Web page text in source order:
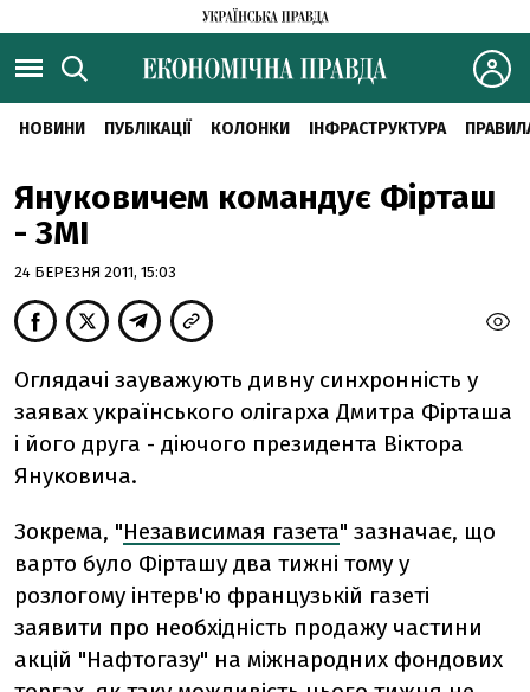
НОВИНИ ПУБЛІКАЦІЇ КОЛОНКИ ІНФРАСТРУКТУРА
Януковичем командує Фірташ
- ЗМІ
24 БЕРЕЗНЯ 2011, 15:03
Оглядачі зауважують дивну синхронність у
заявах українського олігарха Дмитра Фірташа
і його друга - діючого президента Віктора
Януковича.
Зокрема, "Независимая газета" зазначає, що
варто було Фірташу два тижні тому у
розлогому інтерв'ю французькій газеті
заявити про необхідність продажу частини
акцій "Нафтогазу" на міжнародних фондових